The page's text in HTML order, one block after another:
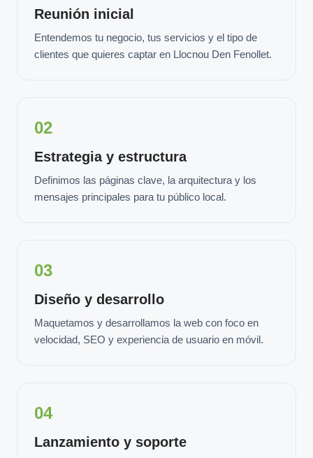
Reunión inicial
Entendemos tu negocio, tus servicios y el tipo de
clientes que quieres captar en Llocnou Den Fenollet.
02
Estrategia y estructura
Definimos las páginas clave, la arquitectura y los
mensajes principales para tu público local.
03
Diseño y desarrollo
Maquetamos y desarrollamos la web con foco en
velocidad, SEO y experiencia de usuario en móvil.
04
Lanzamiento y soporte